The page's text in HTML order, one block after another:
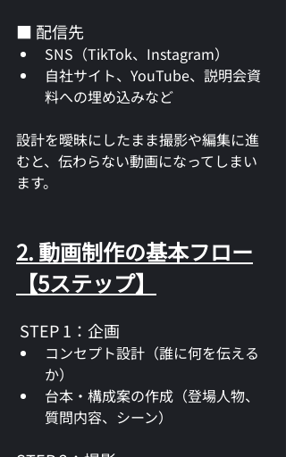
■ 配信先
SNS（TikTok、Instagram）
自社サイト、YouTube、説明会資
料への埋め込みなど
設計を曖昧にしたまま撮影や編集に進
むと、伝わらない動画になってしまい
ます。
2. 動画制作の基本フロー
【5ステップ】
STEP 1：企画
コンセプト設計（誰に何を伝える
か）
台本・構成案の作成（登場人物、
質問内容、シーン）